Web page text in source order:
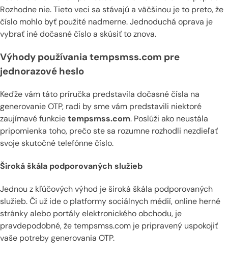
Rozhodne nie. Tieto veci sa stávajú a väčšinou je to preto, že
číslo mohlo byť použité nadmerne. Jednoduchá oprava je
vybrať iné dočasné číslo a skúsiť to znova.
Výhody používania tempsmss.com pre
jednorazové heslo
Keďže vám táto príručka predstavila dočasné čísla na
generovanie OTP, radi by sme vám predstavili niektoré
zaujímavé funkcietempsmss.com. Poslúži ako neustála
pripomienka toho, prečo ste sa rozumne rozhodli nezdieľať
svoje skutočné telefónne číslo.
Široká škála podporovaných služieb
Jednou z kľúčových výhod je široká škála podporovaných
služieb. Či už ide o platformy sociálnych médií, online herné
stránky alebo portály elektronického obchodu, je
pravdepodobné, že tempsmss.com je pripravený uspokojiť
vaše potreby generovania OTP.